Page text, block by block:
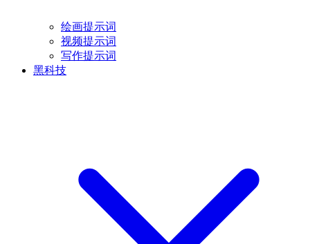
绘画提示词
视频提示词
写作提示词
黑科技